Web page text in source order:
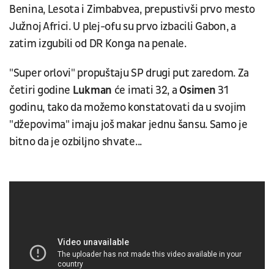
Benina, Lesota i Zimbabvea, prepustivši prvo mesto
Južnoj Africi. U plej-ofu su prvo izbacili Gabon, a
zatim izgubili od DR Konga na penale.
"Super orlovi" propuštaju SP drugi put zaredom. Za
četiri godine Lukman će imati 32, aOsimen 31
godinu, tako da možemo konstatovati da u svojim
"džepovima" imaju još makar jednu šansu. Samo je
bitno da je ozbiljno shvate...